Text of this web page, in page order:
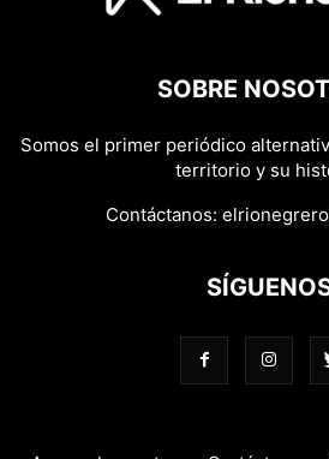
SOBRE
Somos el primer periódico
territorio y su
Contáctanos: